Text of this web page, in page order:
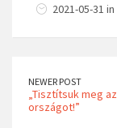
2021-05-31 in
NEWER POST
„Tisztítsuk meg az
országot!”